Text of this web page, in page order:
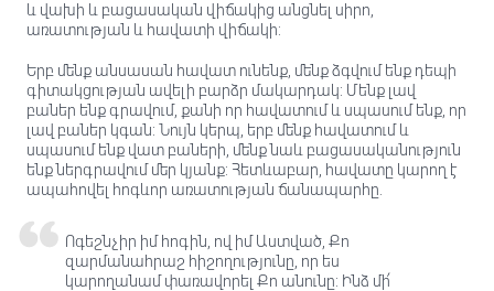
և վախի և բացասական վիճակից անցնել սիրո,
առատության և հավատի վիճակի:
Երբ մենք անսասան հավատ ունենք, մենք ձգվում ենք դեպի
գիտակցության ավելի բարձր մակարդակ: Մենք լավ
բաներ ենք գրավում, քանի որ հավատում և սպասում ենք, որ
լավ բաներ կգան: Նույն կերպ, երբ մենք հավատում և
սպասում ենք վատ բաների, մենք նաև բացասականություն
ենք ներգրավում մեր կյանք: Հետևաբար, հավատը կարող է
ապահովել հոգևոր առատության ճանապարհը.
Ոգեշնչիր իմ հոգին, ով իմ Աստված, Քո
զարմանահրաշ հիշողությունը, որ ես
կարողանամ փառավորել Քո անունը: Ինձ մի՛